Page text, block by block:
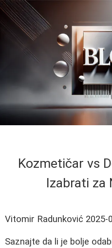
Kozmetičar vs
Izabrati za
Vitomir Radunković 2025-
Saznajte da li je bolje